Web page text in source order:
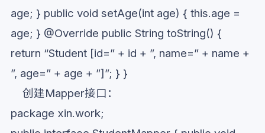
age; } public void setAge(int age) { this.age =
age; } @Override public String toString() {
return “Student [id=” + id + ”, name=” + name +
”, age=” + age + ”]”; } }
创建Mapper接口：
package xin.work;